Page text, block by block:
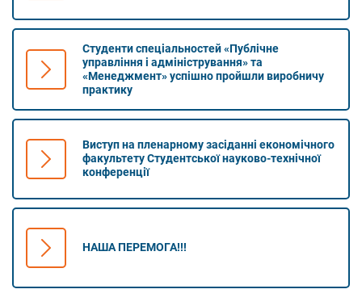
Студенти спеціальностей «Публічне
управління і адміністрування» та
«Менеджмент» успішно пройшли виробничу
практику
Виступ на пленарному засіданні економічного
факультету Студентської науково-технічної
конференції
НАША ПЕРЕМОГА!!!